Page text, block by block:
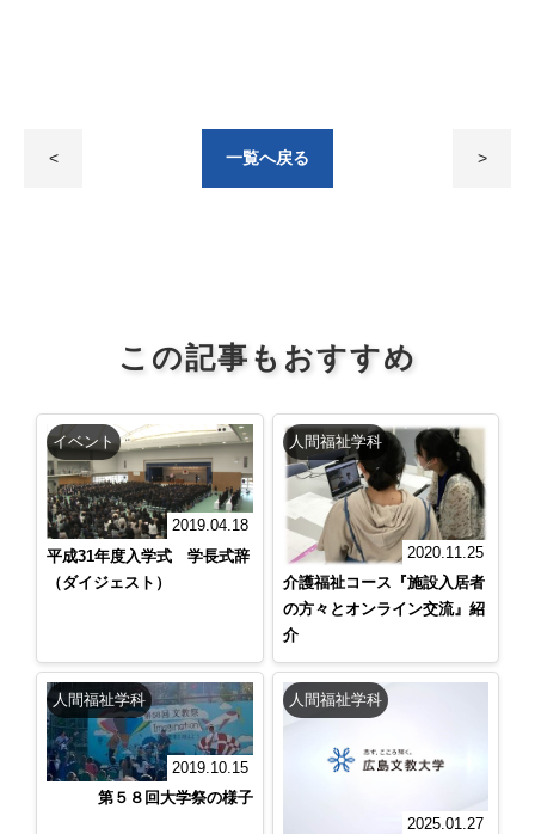
< 一覧へ戻る >
この記事もおすすめ
イベント
2019.04.18
平成31年度入学式 学長式辞
（ダイジェスト）
人間福祉学科
2020.11.25
介護福祉コース『施設入居者
の方々とオンライン交流』紹
介
人間福祉学科
2019.10.15
第５８回大学祭の様子
人間福祉学科
2025.01.27